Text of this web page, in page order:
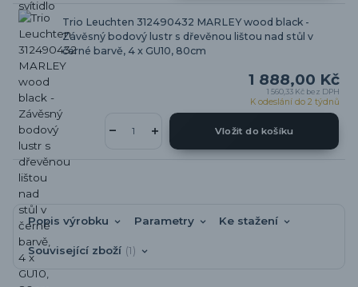
Trio Leuchten 312490432 MARLEY wood black -
Závěsný bodový lustr s dřevěnou lištou nad stůl v
černé barvě, 4 x GU10, 80cm
1 888,00 Kč
1 560,33 Kč bez DPH
K odeslání do 2 týdnů
Vložit do košíku
Popis výrobku Parametry Ke stažení
Související zboží 1